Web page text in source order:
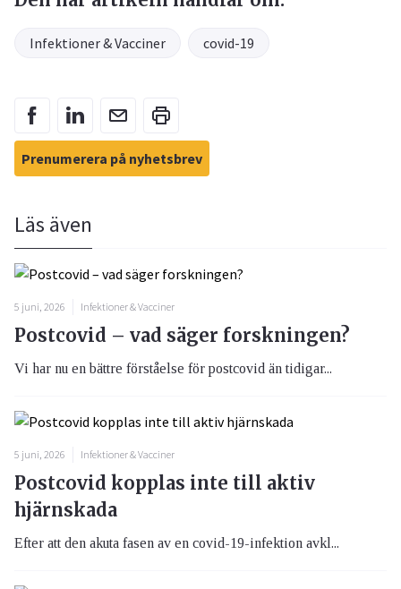
Infektioner & Vacciner covid-19
Prenumerera på nyhetsbrev
Läs även
5 juni, 2026 Infektioner & Vacciner
Postcovid – vad säger forskningen?
Vi har nu en bättre förståelse för postcovid än tidigar...
5 juni, 2026 Infektioner & Vacciner
Postcovid kopplas inte till aktiv
hjärnskada
Efter att den akuta fasen av en covid-19-infektion avkl...